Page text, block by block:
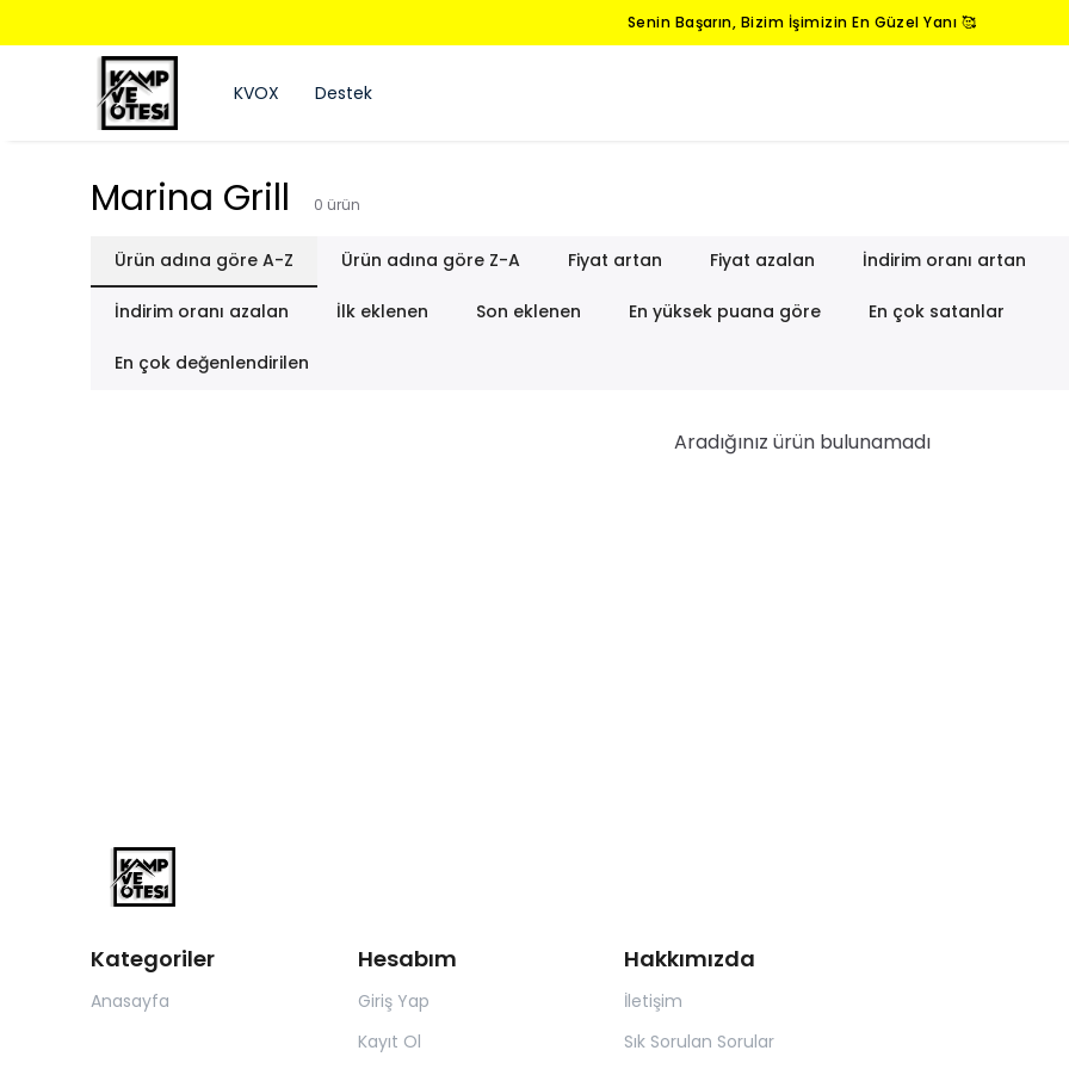
Senin Başarın, Bizim İşimizin En Güzel Yanı 🥰
KVOX Destek
Marina Grill 0 ürün
Ürün adına göre A-Z Ürün adına göre Z-A Fiyat artan Fiyat azalan İndirim oranı artan
İndirim oranı azalan İlk eklenen Son eklenen En yüksek puana göre En çok satanlar
En çok değenlendirilen
Aradığınız ürün bulunamadı
Kategoriler
Anasayfa
Hesabım
Giriş Yap
Kayıt Ol
Hakkımızda
İletişim
Sık Sorulan Sorular